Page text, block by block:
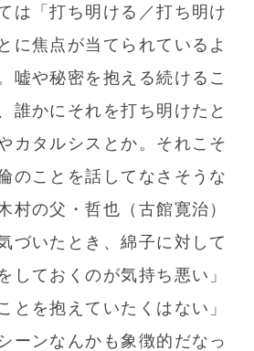
は「打ち明ける／打ち明け
に焦点が当てられているよ
嘘や秘密を抱える続けるこ
誰かにそれを打ち明けたと
カタルシスとか。それこそ
のことを話してなさそうな
村の父・哲也（古館寛治）
づいたとき、綿子に対して
しておくのが気持ち悪い」
とを抱えていたくはない」
ーンなんかも象徴的だなっ